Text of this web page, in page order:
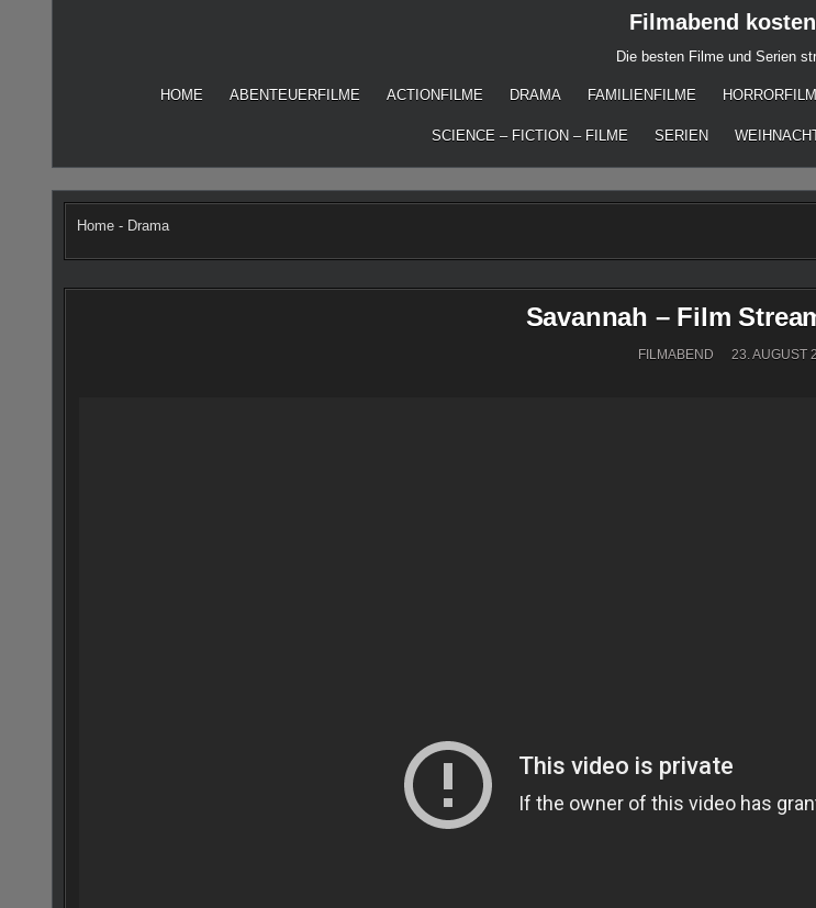
Filmabend
Die besten Filme und Serien
HOME ABENTEUERFILME ACTIONFILME DRAMA FAMILIENFILME
SCIENCE – FICTION – FILME SERIEN
Home - Drama
Savannah – Film
FILMABEND 23. AUGUST